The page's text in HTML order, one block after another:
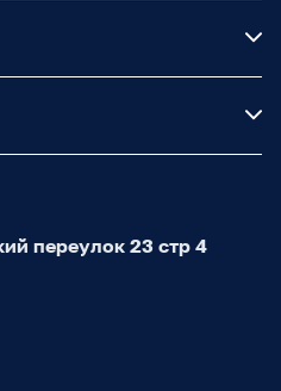
переулок 23 стр 4